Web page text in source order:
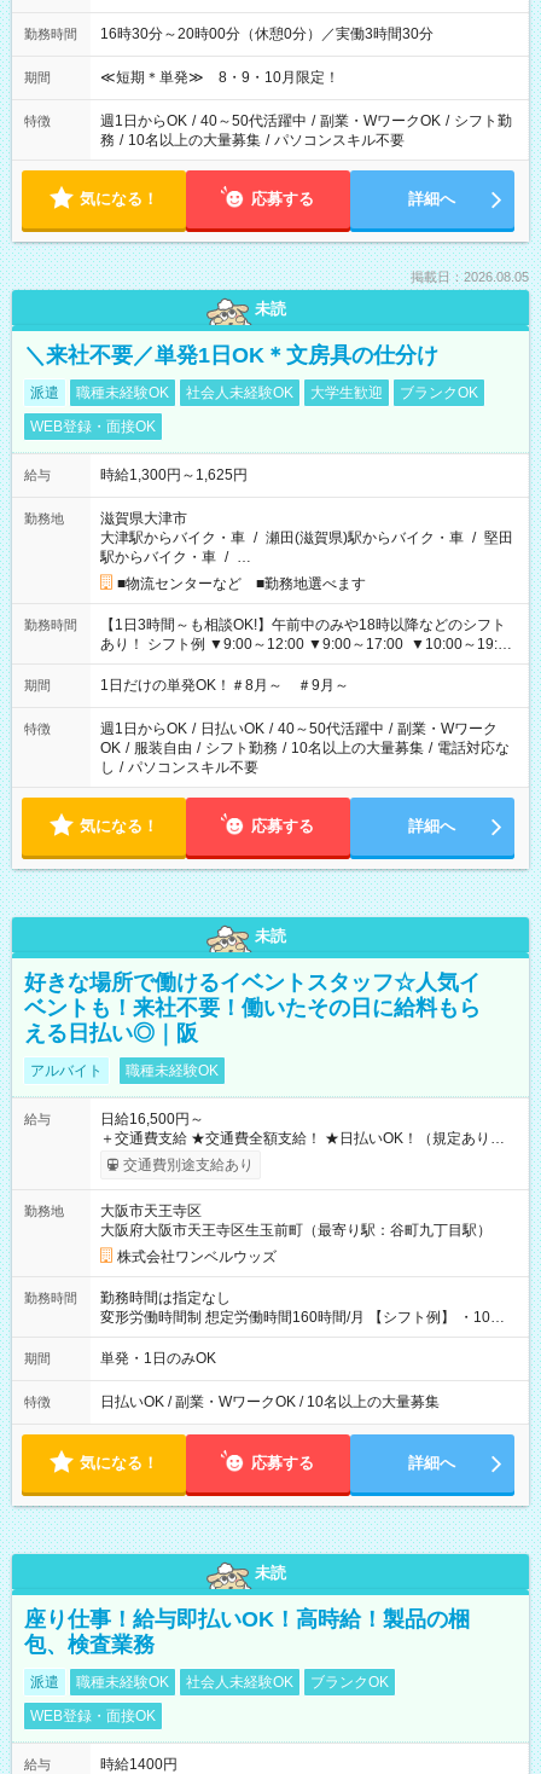
勤務時間 16時30分～20時00分（休憩0分）／実働3時間30分
期間 ≪短期＊単発≫ 8・9・10月限定！
特徴 週1日からOK / 40～50代活躍中 / 副業・WワークOK / シフト勤
務 / 10名以上の大量募集 / パソコンスキル不要
気になる！ 応募する 詳細へ
掲載日：2026.08.05
未読
＼来社不要／単発1日OK＊文房具の仕分け
派遣 職種未経験OK 社会人未経験OK 大学生歓迎
ブランクOK
WEB登録・面接OK
給与 時給1,300円～1,625円
勤務地
滋賀県大津市
大津駅からバイク・車 / 瀬田(滋賀県)駅からバイク・車 / 堅田
駅からバイク・車 / …
■物流センターなど ■勤務地選べます
勤務時間
【1日3時間～も相談OK!】午前中のみや18時以降などのシフト
あり！ シフト例 ▼9:00～12:00 ▼9:00～17:00 ▼10:00～19:00
▼18:00～21:00
期間 1日だけの単発OK！＃8月～ ＃9月～
特徴 週1日からOK / 日払いOK / 40～50代活躍中 / 副業・Wワーク
OK / 服装自由 / シフト勤務 / 10名以上の大量募集 / 電話対応な
し / パソコンスキル不要
気になる！ 応募する 詳細へ
未読
好きな場所で働けるイベントスタッフ☆人気イ
ベントも！来社不要！働いたその日に給料もら
える日払い◎｜阪
アルバイト 職種未経験OK
給与
日給16,500円～
＋交通費支給 ★交通費全額支給！ ★日払いOK！（規定あり） ┗
働いたその日に現金GET♪ お仕事後はコンビニATMから 日払
交通費別途支給あり
勤務地
大阪市天王寺区
大阪府大阪市天王寺区生玉前町（最寄り駅：谷町九丁目駅）
株式会社ワンベルウッズ
勤務時間
勤務時間は指定なし
変形労働時間制 想定労働時間160時間/月 【シフト例】 ・10：
00～20：00
期間 単発・1日のみOK
特徴 日払いOK / 副業・WワークOK / 10名以上の大量募集
気になる！ 応募する 詳細へ
未読
座り仕事！給与即払いOK！高時給！製品の梱
包、検査業務
派遣 職種未経験OK 社会人未経験OK
ブランクOK
WEB登録・面接OK
給与
時給1400円